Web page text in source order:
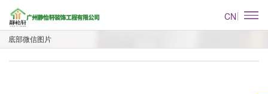
CN
底部微信图片